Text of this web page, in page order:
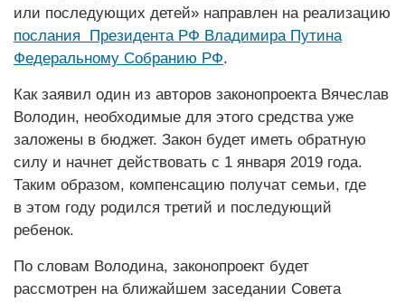
или последующих детей» направлен на реализацию
послания
Президента РФ Владимира Путина
Федеральному Собранию РФ.
Как заявил один из авторов законопроекта Вячеслав
Володин, необходимые для этого средства уже
заложены в бюджет. Закон будет иметь обратную
силу и начнет действовать с 1 января 2019 года.
Таким образом, компенсацию получат семьи, где
в этом году родился третий и последующий
ребенок.
По словам Володина, законопроект будет
рассмотрен на ближайшем заседании Совета